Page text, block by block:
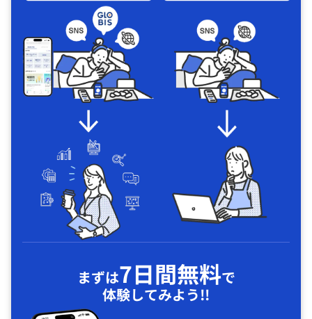
まずは7日間無料で
体験してみよう!!